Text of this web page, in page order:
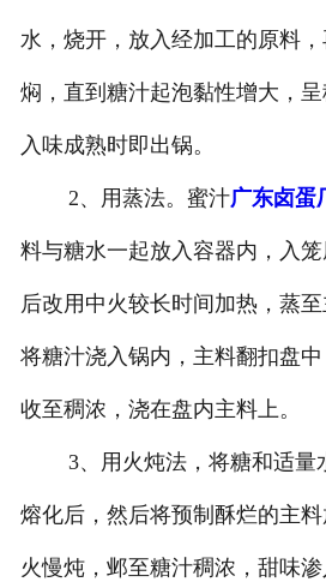
水，烧开，放入经加工的原料
焖，直到糖汁起泡黏性增大，
入味成熟时即出锅。
2、用蒸法。蜜汁广东卤蛋
料与糖水一起放入容器内，入
后改用中火较长时间加热，蒸
将糖汁浇入锅内，主料翻扣盘
收至稠浓，浇在盘内主料上。
3、用火炖法，将糖和适量
熔化后，然后将预制酥烂的主
火慢炖，邺至糖汁稠浓，甜味